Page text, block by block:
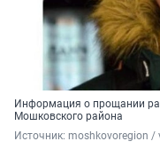
Информация о прощании
Мошковского района
Источник: moshkovoregion /